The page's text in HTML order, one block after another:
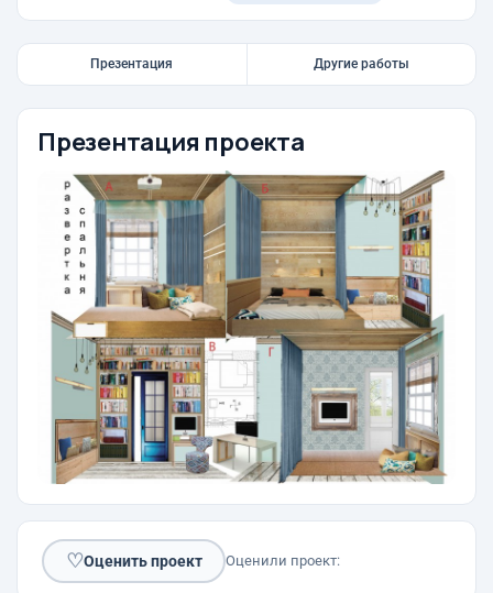
Презентация Другие работы
Презентация проекта
♡Оценить проект Оценили проект: